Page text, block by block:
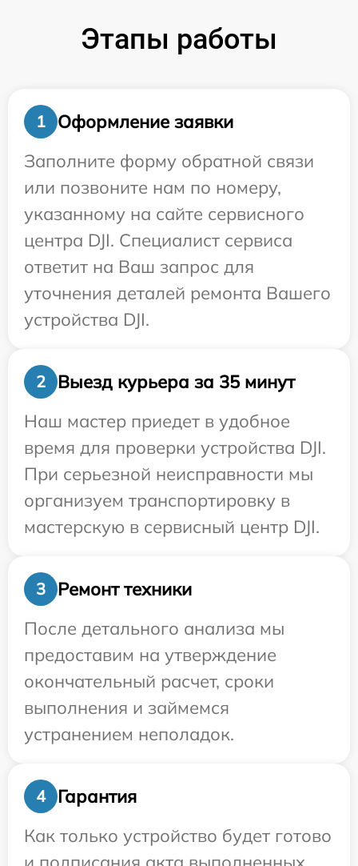
Этапы работы
1
Оформление заявки
Заполните форму обратной связи
или позвоните нам по номеру,
указанному на сайте сервисного
центра DJI. Специалист сервиса
ответит на Ваш запрос для
уточнения деталей ремонта Вашего
устройства DJI.
2
Выезд курьера за 35 минут
Наш мастер приедет в удобное
время для проверки устройства DJI.
При серьезной неисправности мы
организуем транспортировку в
мастерскую в сервисный центр DJI.
3
Ремонт техники
После детального анализа мы
предоставим на утверждение
окончательный расчет, сроки
выполнения и займемся
устранением неполадок.
4
Гарантия
Как только устройство будет готово